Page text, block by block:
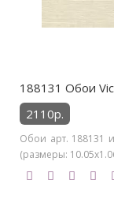
188131 Обои
2110р.
Обои арт. 188131
(размеры: